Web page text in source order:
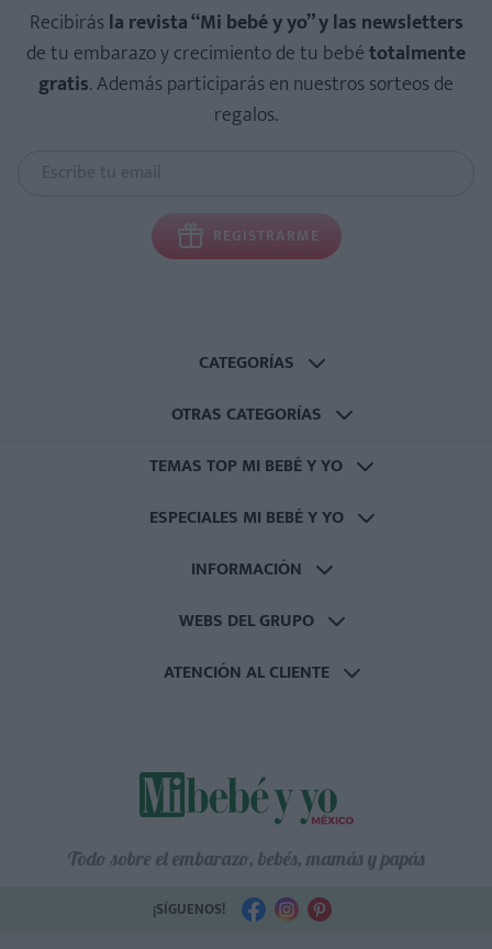
Recibirásla revista “Mi bebé y yo” y las newsletters
de tu embarazo y crecimiento de tu bebétotalmente
gratis. Además participarás en nuestros sorteos de
regalos.
REGISTRARME
CATEGORÍAS
OTRAS CATEGORÍAS
TEMAS TOP MI BEBÉ Y YO
ESPECIALES MI BEBÉ Y YO
INFORMACIÓN
WEBS DEL GRUPO
ATENCIÓN AL CLIENTE
Todo sobre el embarazo, bebés, mamás y papás
¡SÍGUENOS!